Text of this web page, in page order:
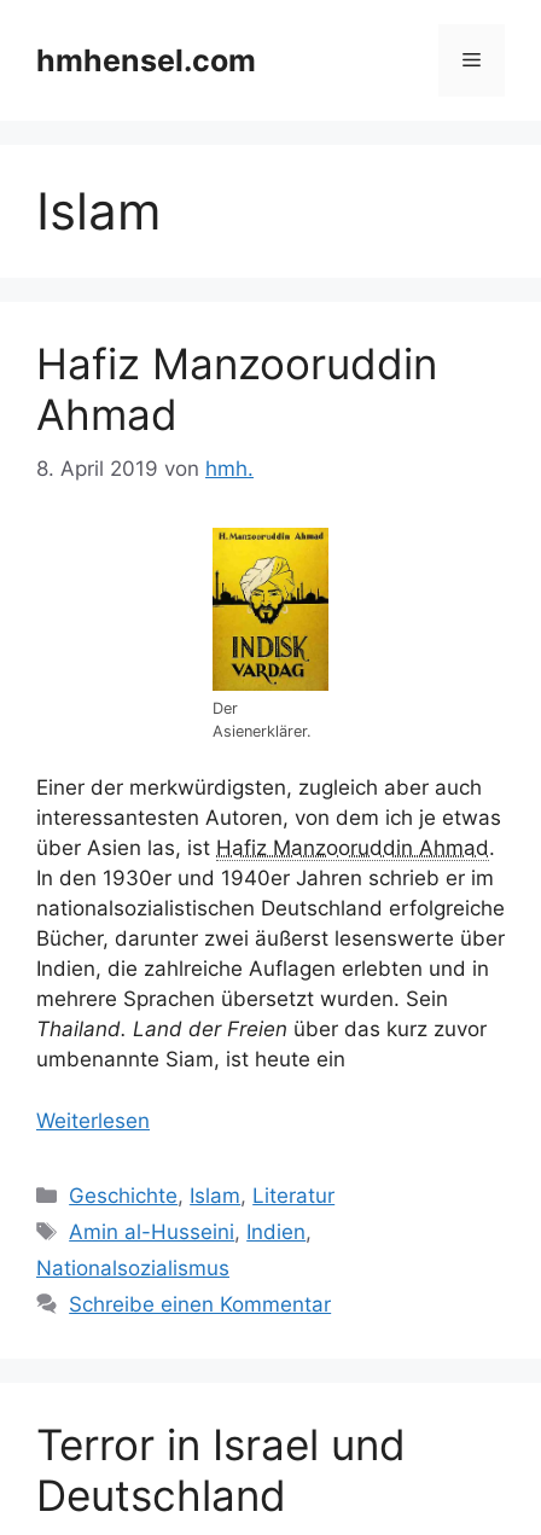
Inhalt
springen
hmhensel.com Menü
Islam
Hafiz Manzooruddin
Ahmad
8. April 2019 von hmh.
Der
Asienerklärer.
Einer der merkwürdigsten, zugleich aber auch
interessantesten Autoren, von dem ich je etwas
über Asien las, ist Hafiz Manzooruddin Ahmad.
In den 1930er und 1940er Jahren schrieb er im
nationalsozialistischen Deutschland erfolgreiche
Bücher, darunter zwei äußerst lesenswerte über
Indien, die zahlreiche Auflagen erlebten und in
mehrere Sprachen übersetzt wurden. Sein
Thailand. Land der Freien über das kurz zuvor
umbenannte Siam, ist heute ein
Weiterlesen
Kategorien
Geschichte, Islam, Literatur
Schlagwörter
Amin al-Husseini, Indien,
Nationalsozialismus
Schreibe einen Kommentar
Terror in Israel und
Deutschland